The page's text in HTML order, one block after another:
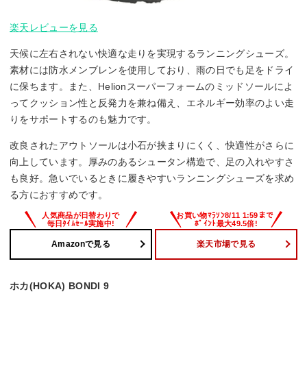
楽天レビューを見る
天候に左右されない快適な走りを実現するランニングシューズ。
素材には防水メンブレンを使用しており、雨の日でも足をドライ
に保ちます。また、Helionスーパーフォームのミッドソールによ
ってクッション性と反発力を兼ね備え、エネルギー効率のよい走
りをサポートするのも魅力です。
改良されたアウトソールは小石が挟まりにくく、快適性がさらに
向上しています。厚みのあるシュータン構造で、足の入れやすさ
も良好。急いでいるときに履きやすいランニングシューズを求め
る方におすすめです。
Amazonで見る 楽天市場で見る
ホカ(HOKA) BONDI 9